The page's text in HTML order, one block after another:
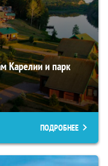
Карелии и парк
ПОДРОБНЕЕ